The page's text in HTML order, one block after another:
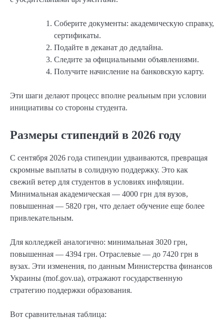
Соберите документы: академическую справку,
сертификаты.
Подайте в деканат до дедлайна.
Следите за официальными объявлениями.
Получите начисление на банковскую карту.
Эти шаги делают процесс вполне реальным при условии
инициативы со стороны студента.
Размеры стипендий в 2026 году
С сентября 2026 года стипендии удваиваются, превращая
скромные выплаты в солидную поддержку. Это как
свежий ветер для студентов в условиях инфляции.
Минимальная академическая — 4000 грн для вузов,
повышенная — 5820 грн, что делает обучение еще более
привлекательным.
Для колледжей аналогично: минимальная 3020 грн,
повышенная — 4394 грн. Отраслевые — до 7420 грн в
вузах. Эти изменения, по данным Министерства финансов
Украины (mof.gov.ua), отражают государственную
стратегию поддержки образования.
Вот сравнительная таблица: